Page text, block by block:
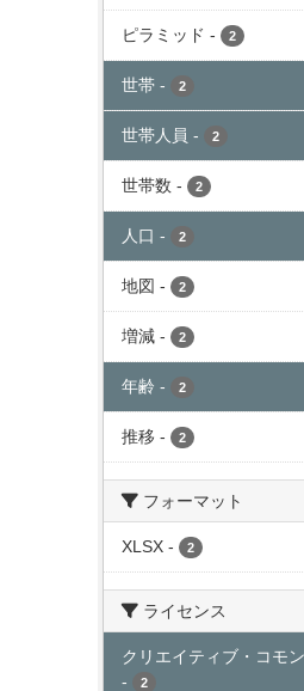
ピラミッド - 2
世帯 - 2
世帯人員 - 2
世帯数 - 2
人口 - 2
地図 - 2
増減 - 2
年齢 - 2
推移 - 2
フォーマット
XLSX - 2
ライセンス
クリエイティブ・コモン
-
2